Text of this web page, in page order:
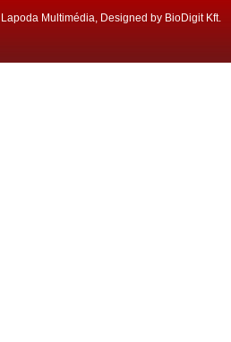
Multimédia, Designed by BioDigit Kft.